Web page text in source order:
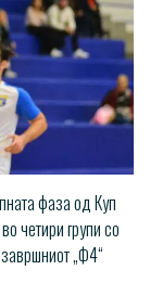
фаза од Куп
четири групи со
„Ф4“